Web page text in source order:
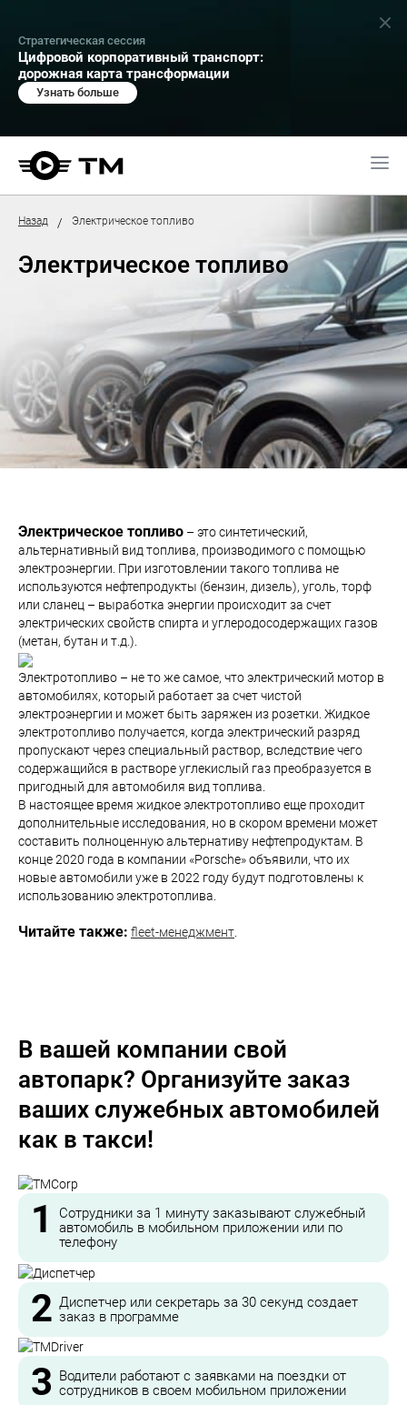
Стратегическая сессия
Цифровой корпоративный транспорт:
дорожная карта трансформации
Узнать больше
Назад / Электрическое топливо
Электрическое топливо
Электрическое топливо – это синтетический,
альтернативный вид топлива, производимого с помощью
электроэнергии. При изготовлении такого топлива не
используются нефтепродукты (бензин, дизель), уголь, торф
или сланец – выработка энергии происходит за счет
электрических свойств спирта и углеродосодержащих газов
(метан, бутан и т.д.).
Электротопливо – не то же самое, что электрический мотор в
автомобилях, который работает за счет чистой
электроэнергии и может быть заряжен из розетки. Жидкое
электротопливо получается, когда электрический разряд
пропускают через специальный раствор, вследствие чего
содержащийся в растворе углекислый газ преобразуется в
пригодный для автомобиля вид топлива.
В настоящее время жидкое электротопливо еще проходит
дополнительные исследования, но в скором времени может
составить полноценную альтернативу нефтепродуктам. В
конце 2020 года в компании «Porsche» объявили, что их
новые автомобили уже в 2022 году будут подготовлены к
использованию электротоплива.
Читайте также: fleet-менеджмент
В вашей компании свой
автопарк? Организуйте заказ
ваших служебных автомобилей
как в такси!
1
Сотрудники за 1 минуту заказывают служебный
автомобиль в мобильном приложении или по
телефону
2 Диспетчер или секретарь за 30 секунд создает
заказ в программе
3 Водители работают с заявками на поездки от
сотрудников в своем мобильном приложении